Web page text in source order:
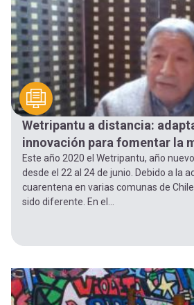
Wetripantu a distancia:
innovación para fomentar la
Este año 2020 el Wetripantu, año
desde el 22 al 24 de junio. Debido a la
cuarentena en varias comunas de
sido diferente. En el...